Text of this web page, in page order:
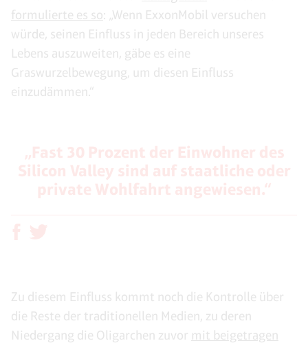
formulierte es so: „Wenn ExxonMobil versuchen
würde, seinen Einfluss in jeden Bereich unseres
Lebens auszuweiten, gäbe es eine
Graswurzelbewegung, um diesen Einfluss
einzudämmen.“
Zu diesem Einfluss kommt noch die Kontrolle über
die Reste der traditionellen Medien, zu deren
Niedergang die Oligarchen zuvor mit beigetragen